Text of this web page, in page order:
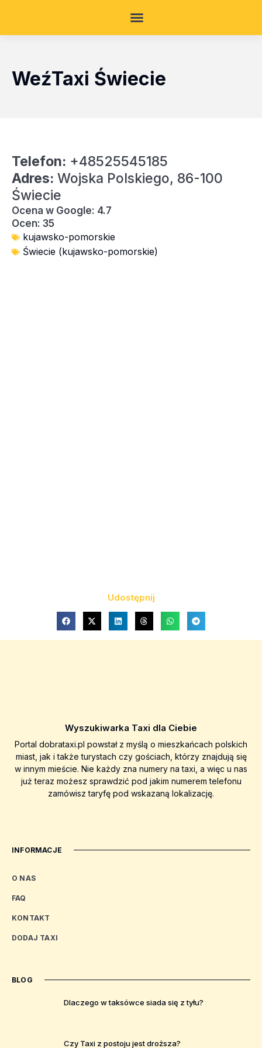
WeźTaxi Świecie
Telefon: +48525545185
Adres: Wojska Polskiego, 86-100
Świecie
Ocena w Google: 4.7
Ocen: 35
kujawsko-pomorskie
Świecie (kujawsko-pomorskie)
Udostępnij
Wyszukiwarka Taxi dla Ciebie
Portal dobrataxi.pl powstał z myślą o mieszkańcach polskich
miast, jak i także turystach czy gościach, którzy znajdują się
w innym mieście. Nie każdy zna numery na taxi, a więc u nas
już teraz możesz sprawdzić pod jakim numerem telefonu
zamówisz taryfę pod wskazaną lokalizację.
INFORMACJE
O NAS
FAQ
KONTAKT
DODAJ TAXI
BLOG
Dlaczego w taksówce siada się z tyłu?
Czy Taxi z postoju jest droższa?